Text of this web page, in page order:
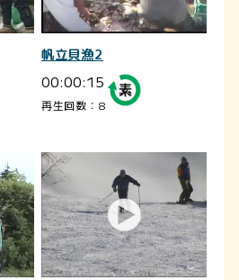
帆立貝漁2
00:00:15
再生回数：8